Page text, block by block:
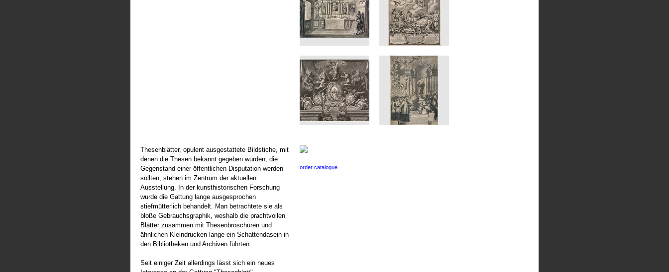
Thesenblätter, opulent ausgestattete Bildstiche, mit
denen die Thesen bekannt gegeben wurden, die
Gegenstand einer öffentlichen Disputation werden
sollten, stehen im Zentrum der aktuellen
Ausstellung. In der kunsthistorischen Forschung
wurde die Gattung lange ausgesprochen
stiefmütterlich behandelt. Man betrachtete sie als
bloße Gebrauchsgraphik, weshalb die prachtvollen
Blätter zusammen mit Thesenbroschüren und
ähnlichen Kleindrucken lange ein Schattendasein in
den Bibliotheken und Archiven führten.
Seit einiger Zeit allerdings lässt sich ein neues
order catalogue